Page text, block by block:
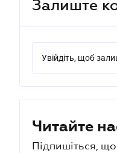
Залиште
Увійдіть, щоб
Читайте
Підпишіться,